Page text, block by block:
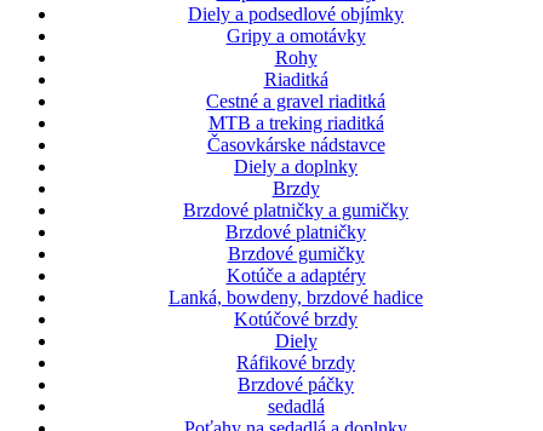
Diely a podsedlové objímky
Gripy a omotávky
Rohy
Riaditká
Cestné a gravel riaditká
MTB a treking riaditká
Časovkárske nádstavce
Diely a doplnky
Brzdy
Brzdové platničky a gumičky
Brzdové platničky
Brzdové gumičky
Kotúče a adaptéry
Lanká, bowdeny, brzdové hadice
Kotúčové brzdy
Diely
Ráfikové brzdy
Brzdové páčky
sedadlá